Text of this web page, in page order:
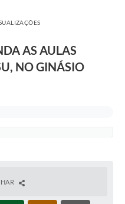
AS AULAS
NO GINÁSIO